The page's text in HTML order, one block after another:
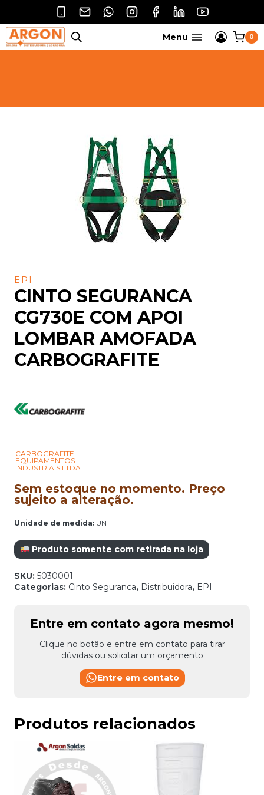
o
Conteúdo
Menu 0
EPI
CINTO SEGURANCA
CG730E COM APOI
LOMBAR AMOFADA
CARBOGRAFITE
CARBOGRAFITE
EQUIPAMENTOS
INDUSTRIAIS LTDA
Sem estoque no momento. Preço
sujeito a alteração.
Unidade de medida: UN
Produto somente com retirada na loja
SKU: 5030001
Categorias: Cinto Seguranca, Distribuidora, EPI
Entre em contato agora mesmo!
Clique no botão e entre em contato para tirar
dúvidas ou solicitar um orçamento
Entre em contato
Produtos relacionados